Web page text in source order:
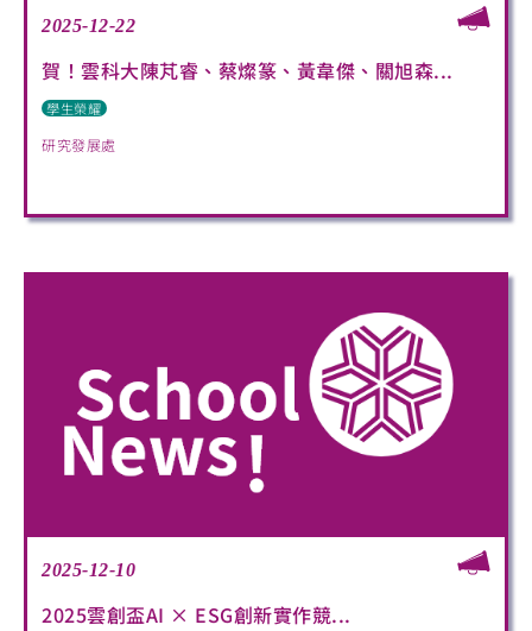
2025-12-22
賀！雲科大陳芃睿、蔡燦篆、黃韋傑、關旭森...
學生榮耀
研究發展處
2025-12-10
2025雲創盃AI × ESG創新實作競...